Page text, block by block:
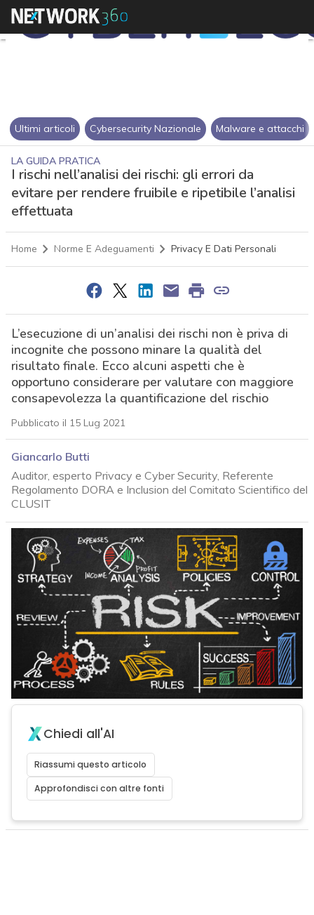
Ultimi articoli Cybersecurity Nazionale Malware e attacchi
LA GUIDA PRATICA
I rischi nell’analisi dei rischi: gli errori da
evitare per rendere fruibile e ripetibile l’analisi
effettuata
Home Norme E Adeguamenti Privacy E Dati Personali
L’esecuzione di un’analisi dei rischi non è priva di
incognite che possono minare la qualità del
risultato finale. Ecco alcuni aspetti che è
opportuno considerare per valutare con maggiore
consapevolezza la quantificazione del rischio
Pubblicato il 15 Lug 2021
Giancarlo Butti
Auditor, esperto Privacy e Cyber Security, Referente
Regolamento DORA e Inclusion del Comitato Scientifico del
CLUSIT
Chiedi all'AI
Riassumi questo articolo
Approfondisci con altre fonti